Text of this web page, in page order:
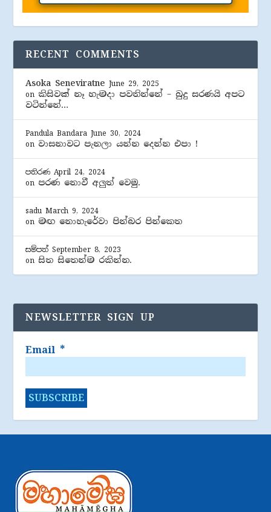
RECENT COMMENTS
Asoka Seneviratne June 29, 2025
on කිසිවක් නෑ හැමදා පවතින්නේ – බුදු සරණයි අපට
වටින්නේ…
Pandula Bandara June 30, 2024
on වාසනාවට පැනලා යන්න දෙන්න එපා !
පතිරණ April 24, 2024
on පරණ නොවී අලුත් වෙමු.
sadu March 9, 2024
on මඟ නොහැරේවා පින්බර පින්කෙත
සම්පත් September 8, 2023
onසිත සිතෙන්ම රකින්න.
NEWSLETTER SIGN UP
Email *